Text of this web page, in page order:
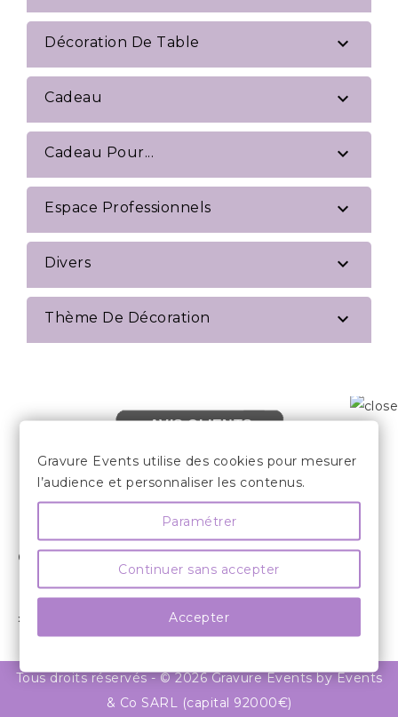
Décoration De Table 
Cadeau 
Cadeau Pour... 
Espace Professionnels 
Divers 
Thème De Décoration 
AVIS CLIENTS
LES INFORMATIONS
COMPTE CLIENT
INFORMATIONS 
» SUIVEZ NOUS
Tous droits réservés - © 2026 Gravure Events by Events
& Co SARL (capital 92000€)
Gravure Events utilise des cookies pour mesurer
l’audience et personnaliser les contenus.
Paramétrer
Continuer sans accepter
Accepter